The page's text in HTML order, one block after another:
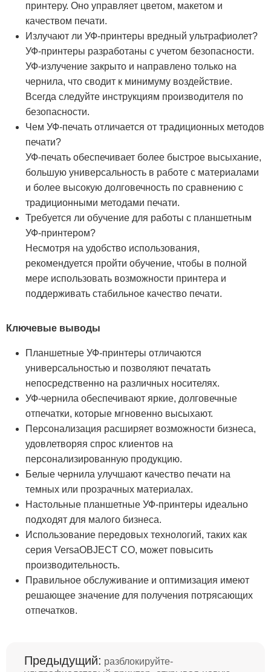
принтеру. Оно управляет цветом, макетом и
качеством печати.
Излучают ли УФ-принтеры вредный ультрафиолет?
УФ-принтеры разработаны с учетом безопасности.
УФ-излучение закрыто и направлено только на
чернила, что сводит к минимуму воздействие.
Всегда следуйте инструкциям производителя по
безопасности.
Чем УФ-печать отличается от традиционных методов
печати?
УФ-печать обеспечивает более быстрое высыхание,
большую универсальность в работе с материалами
и более высокую долговечность по сравнению с
традиционными методами печати.
Требуется ли обучение для работы с планшетным
УФ-принтером?
Несмотря на удобство использования,
рекомендуется пройти обучение, чтобы в полной
мере использовать возможности принтера и
поддерживать стабильное качество печати.
Ключевые выводы
Планшетные УФ-принтеры отличаются
универсальностью и позволяют печатать
непосредственно на различных носителях.
УФ-чернила обеспечивают яркие, долговечные
отпечатки, которые мгновенно высыхают.
Персонализация расширяет возможности бизнеса,
удовлетворяя спрос клиентов на
персонализированную продукцию.
Белые чернила улучшают качество печати на
темных или прозрачных материалах.
Настольные планшетные УФ-принтеры идеально
подходят для малого бизнеса.
Использование передовых технологий, таких как
серия VersaOBJECT CO, может повысить
производительность.
Правильное обслуживание и оптимизация имеют
решающее значение для получения потрясающих
отпечатков.
Предыдущий: разблокируйте-